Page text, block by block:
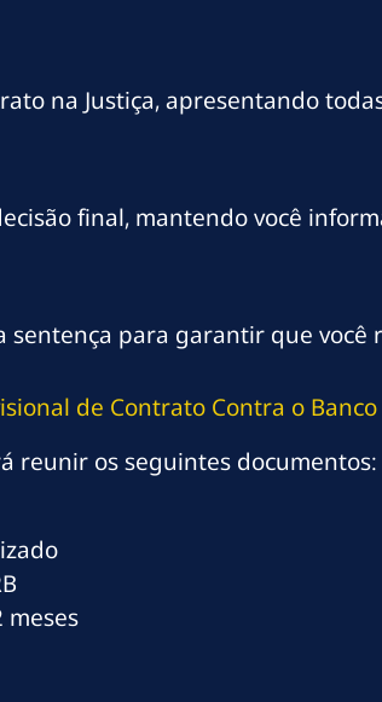
na Justiça, apresentando
final, mantendo você
sentença para garantir que você
de Contrato Contra o Banco
reunir os seguintes documentos:
meses